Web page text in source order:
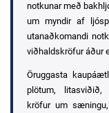
notkunar með
um myndir af
utanaðkomandi
viðhaldskröfur áður
Öruggasta
plötum, litasviðið,
kröfur um